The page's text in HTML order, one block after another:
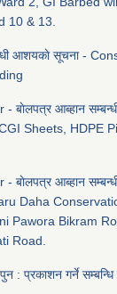
10 & 13.
आशयकाे सूचना -
बाेलपत्र आब्हान
Sheets, HDPE
बाेलपत्र आब्हान
Daha
Pawora Bikram
Road.
: प्रकाशन गर्ने सम्बन्धि